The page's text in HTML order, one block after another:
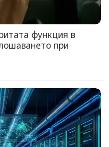
функция в
при